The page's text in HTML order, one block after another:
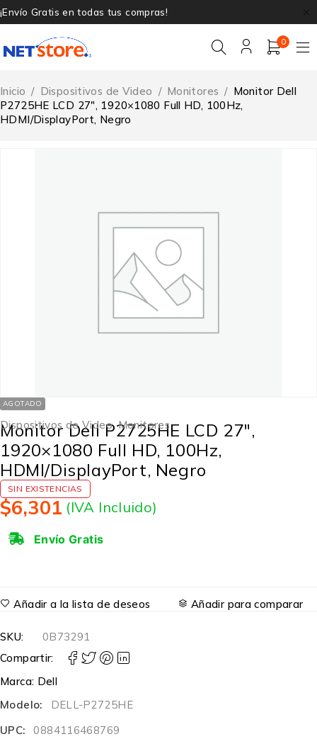
¡Envío Gratis en todas tus compras!
0
Inicio / Dispositivos de Video / Monitores / Monitor Dell
P2725HE LCD 27″, 1920×1080 Full HD, 100Hz,
HDMI/DisplayPort, Negro
AGOTADO
Dispositivos de Video,Monitores
Monitor Dell P2725HE LCD 27″,
1920×1080 Full HD, 100Hz,
HDMI/DisplayPort, Negro
SIN EXISTENCIAS
$6,301 (IVA Incluido)
Envío Gratis
Añadir a la lista de deseos Añadir para comparar
SKU:
0B73291
Compartir:
Marca: Dell
Modelo:
DELL-P2725HE
UPC:
0884116468769